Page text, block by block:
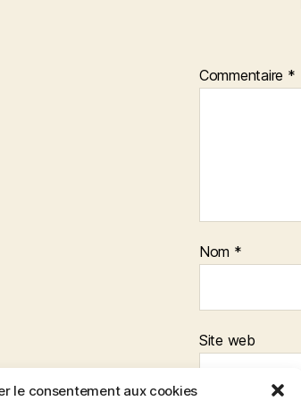
le consentement aux cookies
Commentaire *
Nom *
Site web